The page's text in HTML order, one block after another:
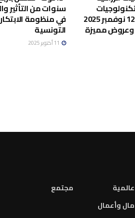
المائية إلى 12 نوفمبر 2025
وعروض مميزة
سنوات من التأثير
في منظومة الابتكار
التونسية
عالمية
مال وأعمال
مجتمع